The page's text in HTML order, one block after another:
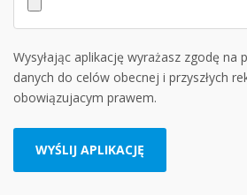
Wysyłając aplikację wyrażasz zgodę na
danych do celów obecnej i przyszłych
obowiązujacym prawem.